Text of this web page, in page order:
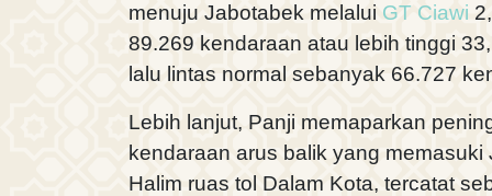
menuju Jabotabek melalui GT Ciawi
89.269 kendaraan atau lebih tinggi
lalu lintas normal sebanyak 66.727
Lebih lanjut, Panji memaparkan
kendaraan arus balik yang
Halim ruas tol Dalam Kota, tercatat